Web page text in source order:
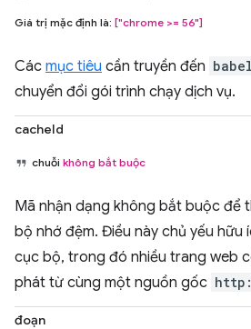
Giá trị mặc định là: ["chrome >= 56"]
Các mục tiêu cần truyền đến
chuyển đổi gói trình chạy dịch vụ.
cacheId
chuỗi không bắt buộc
Mã nhận dạng không bắt buộc để
bộ nhớ đệm. Điều này chủ yếu hữu
cục bộ, trong đó nhiều trang web
phát từ cùng một nguồn gốc
đoạn